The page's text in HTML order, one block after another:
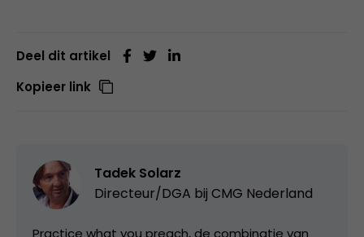
Deel dit artikel
Kopieer link
Tadek Solarz
Directeur/DGA bij CMG Nederland
Practice what you preach, de combinatie van